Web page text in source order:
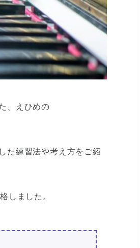
、えひめの
た練習法や考え方をご紹
しました。